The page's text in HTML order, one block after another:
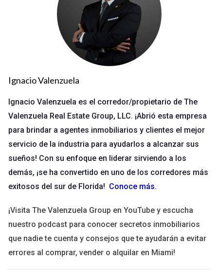
importance-of-mentorship-in-your-career/">Forbes</a>
Casos Prácticos de Éxito
Caso 1: La Transformación de Ana
Ana era una agente inmobiliaria novata que luchaba por
encontrar su lugar en el mercado. Al unirse a un grupo que
mentor que la guió en sus primeros pasos. Gracias a las
sesiones semanales y al apoyo constante, Ana logró cerrar su
primera venta en solo tres meses. Hoy, es una agente
destacada en su localidad, y atribuye gran parte de su éxito a
la mentoría recibida.
Caso 2: El Ascenso de Carlos
sector inmobiliario. Se unió a un equipo que enfatizaba la
formación continua y el liderazgo compartido. Con talleres
regulares y acceso a líderes del sector, Carlos pudo mejorar
sus habilidades rápidamente. En menos de un año, fue
Ignacio Valenzuela
Ignacio Valenzuela es el corredor/propietario de The
Valenzuela Real Estate Group, LLC. ¡Abrió esta empresa
para brindar a agentes inmobiliarios y clientes el mejor
servicio de la industria para ayudarlos a alcanzar sus
sueños! Con su enfoque en liderar sirviendo a los
demás, ¡se ha convertido en uno de los corredores más
exitosos del sur de Florida! Conoce más.
¡Visita The Valenzuela Group en YouTube y escucha
nuestro podcast para conocer secretos inmobiliarios
que nadie te cuenta y consejos que te ayudarán a evitar
errores al comprar, vender o alquilar en Miami!